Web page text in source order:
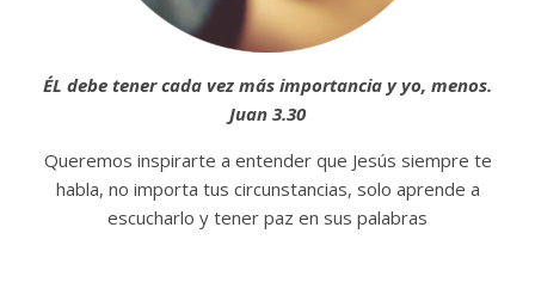
ÉL debe tener cada vez más importancia y yo, menos.
Juan 3.30
Queremos inspirarte a entender que Jesús siempre te
habla, no importa tus circunstancias, solo aprende a
escucharlo y tener paz en sus palabras